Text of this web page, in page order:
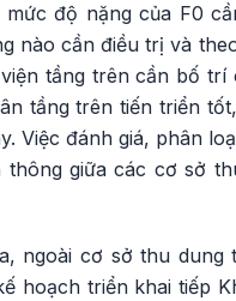
độ nặng của F0
nào cần điều trị và
tầng trên cần bố trí
tầng trên tiến triển
Việc đánh giá, phân
giữa các cơ sở
ngoài cơ sở thu
hoạch triển khai tiếp